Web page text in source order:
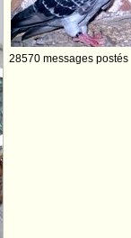
28570 messages postés